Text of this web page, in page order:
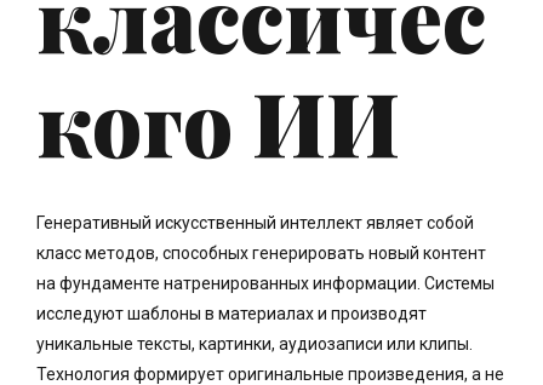
кого ИИ
Генеративный искусственный интеллект являет собой
класс методов, способных генерировать новый контент
на фундаменте натренированных информации. Системы
исследуют шаблоны в материалах и производят
уникальные тексты, картинки, аудиозаписи или клипы.
Технология формирует оригинальные произведения, а не